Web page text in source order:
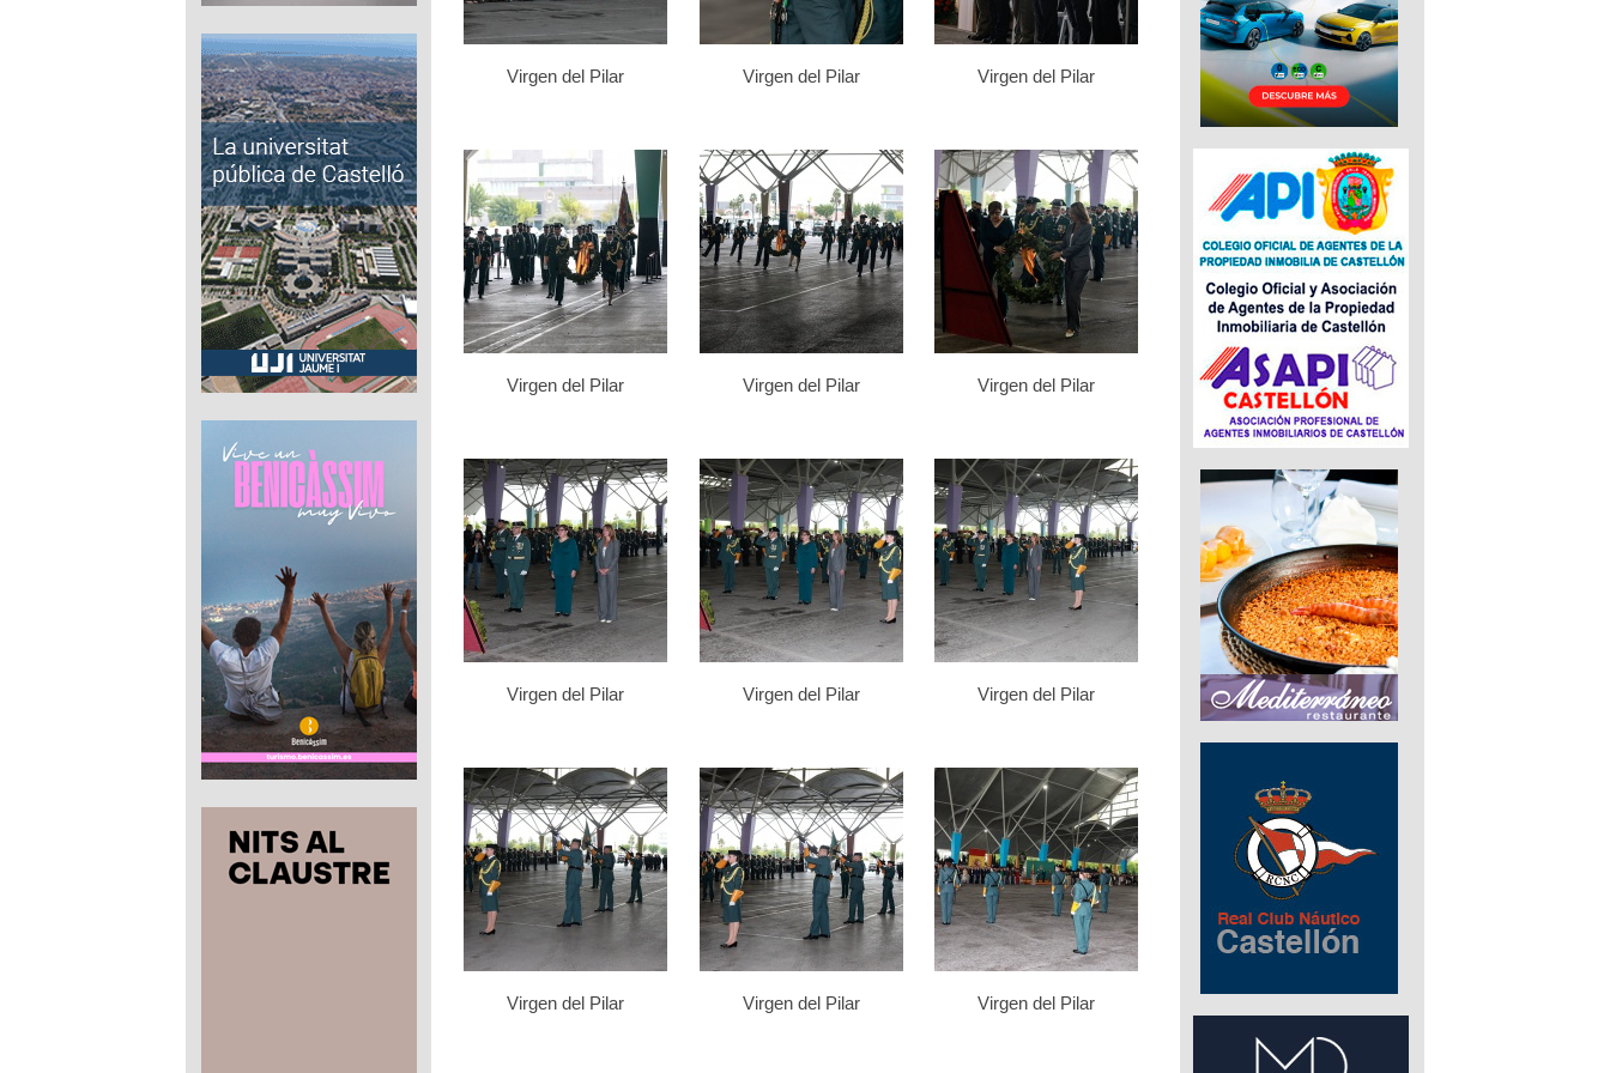
Virgen del Pilar Virgen del Pilar Virgen del Pilar
Virgen del Pilar Virgen del Pilar Virgen del Pilar
Virgen del Pilar Virgen del Pilar Virgen del Pilar
Virgen del Pilar Virgen del Pilar Virgen del Pilar